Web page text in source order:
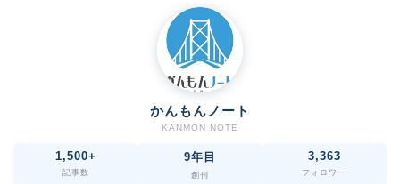
かんもんノート
KANMON NOTE
1,500+
記事数
9年目
創刊
3,363
フォロワー